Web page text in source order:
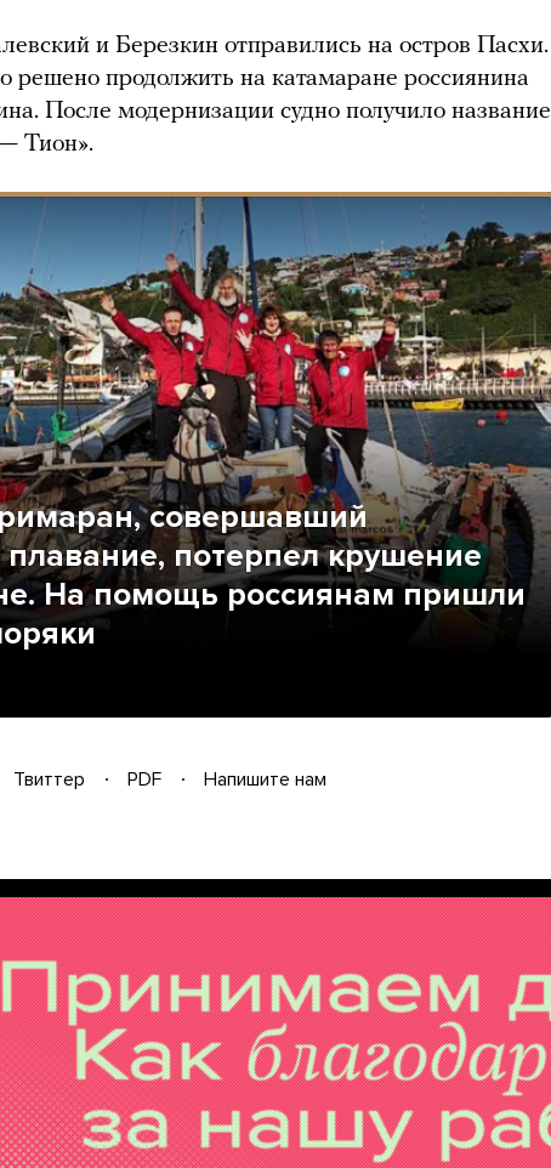
и Березкин отправились на остров Пасхи.
решено продолжить на катамаране россиянина
После модернизации судно получило название
Тион».
совершавший
плавание, потерпел крушение
На помощь россиянам пришли
Твиттер PDF
Напишите нам